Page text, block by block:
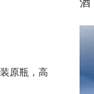
原瓶，高